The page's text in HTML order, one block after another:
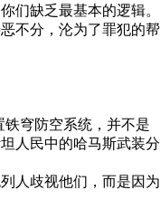
们缺乏最基本的逻辑。
不分，沦为了罪犯的帮
铁穹防空系统，并不是
人民中的哈马斯武装分
人歧视他们，而是因为